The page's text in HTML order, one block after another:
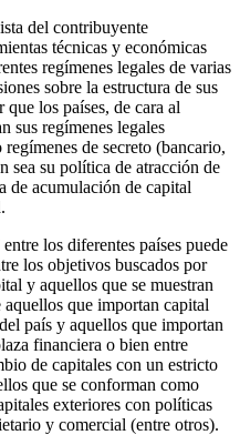
del contribuyente
técnicas y económicas
regímenes legales de varias
sobre la estructura de sus
los países, de cara al
sus regímenes legales
de secreto (bancario,
sea su política de atracción de
de acumulación de capital
los diferentes países puede
los objetivos buscados por
y aquellos que se muestran
que importan capital
país y aquellos que importan
financiera o bien entre
de capitales con un estricto
que se conforman como
exteriores con políticas
y comercial (entre otros).